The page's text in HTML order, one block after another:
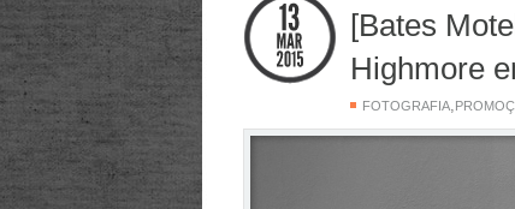
[Bates
Highmore
FOTOGRAFIA,